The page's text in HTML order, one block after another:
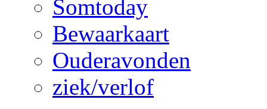
Somtoday
Bewaarkaart
Ouderavonden
ziek/verlof